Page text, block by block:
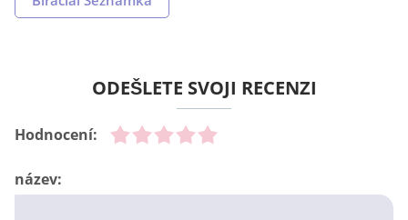
ODEŠLETE SVOJI RECENZI
Hodnocení:
název: